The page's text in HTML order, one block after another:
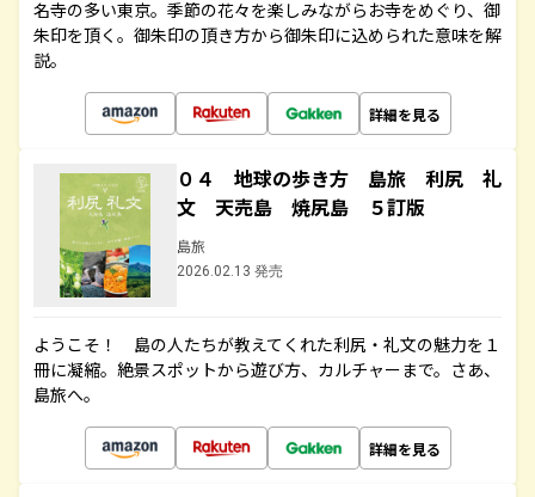
名寺の多い東京。季節の花々を楽しみながらお寺をめぐり、御
朱印を頂く。御朱印の頂き方から御朱印に込められた意味を解
説。
詳細を見る
０４ 地球の歩き方 島旅 利尻 礼
文 天売島 焼尻島 ５訂版
島旅
2026.02.13 発売
ようこそ！ 島の人たちが教えてくれた利尻・礼文の魅力を１
冊に凝縮。絶景スポットから遊び方、カルチャーまで。さあ、
島旅へ。
詳細を見る